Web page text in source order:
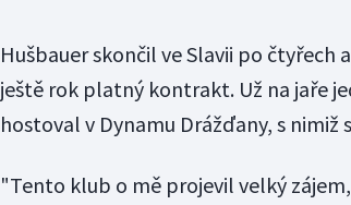
Hušbauer skončil ve Slavii po
ještě rok platný kontrakt. Už na jaře
hostoval v Dynamu Drážďany, s
"Tento klub o mě projevil velký